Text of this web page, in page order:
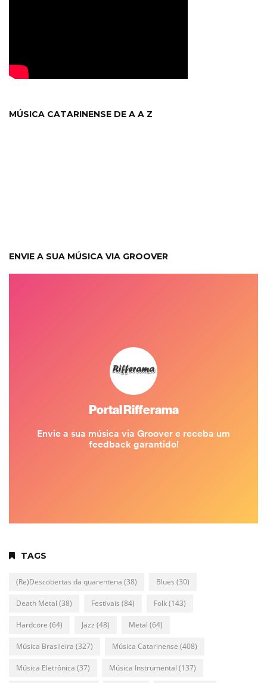
MÚSICA CATARINENSE DE A A Z
ENVIE A SUA MÚSICA VIA GROOVER
TAGS
(Re)Descobertas da quarentena (38) Blues (30)
Death Metal (38) Festivais (84) Folk(143)
Hardcore (64) Jazz (48) Metal (64)
Música Brasileira (327) Música Catarinense (408)
Música Eletrônica (37) Música Instrumental (137)